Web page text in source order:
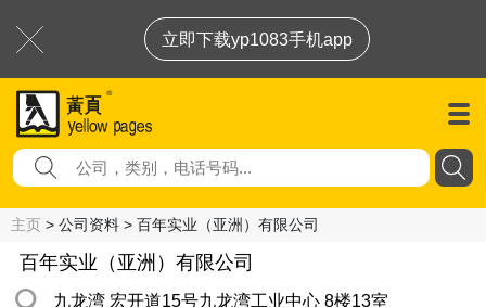
立即下载yp1083手机app
主页 > 公司资料 > 百年实业（亚洲）有限公司
百年实业（亚洲）有限公司
九龙湾 宏开道15号九龙湾工业中心 8楼13室